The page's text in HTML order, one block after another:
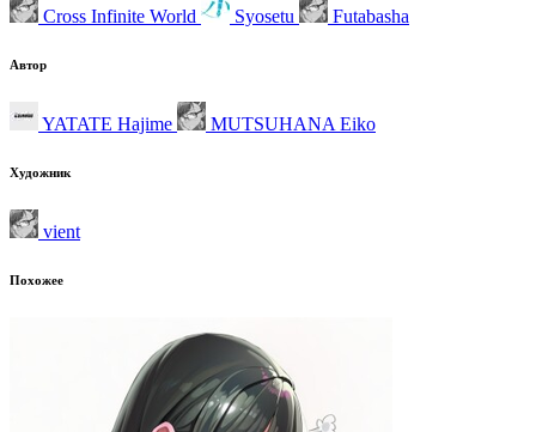
Cross Infinite World Syosetu Futabasha
Автор
YATATE Hajime MUTSUHANA Eiko
Художник
vient
Похожее